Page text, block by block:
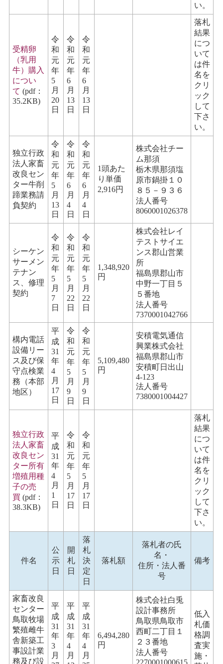
い。
受精卵
（乳用
牛）購入
につい
て (pdf：
35.2KB)
令
和
元
年
5
月
20
日
令
和
元
年
6
月
13
日
令
和
元
年
6
月
13
日
落札
結果
につ
いて
は件
名を
クリ
ック
して
下さ
い。
独立行政
法人家畜
改良セン
ター牛削
蹄業務請
負契約
令
和
元
年
5
月
13
日
令
和
元
年
6
月
4
日
令
和
元
年
6
月
4
日
1頭あた
り単価
2,916円
株式会社チー
ム那須
栃木県那須塩
原市鍋掛１０
８５－９３６
法人番号
8060001026378
シーケン
サーメン
テナン
ス、修理
契約
令
和
元
年
5
月
7
日
令
和
元
年
5
月
22
日
令
和
元
年
5
月
22
日
1,348,920
円
株式会社レイ
テストサイエ
ンス郡山営業
所
福島県郡山市
中野一丁目５
５番地
法人番号
7370001042766
構内電話
設備リー
ス及び保
守点検業
務（本部
地区）
平
成
31
年
4
月
17
日
令
和
元
年
5
月
9
日
令
和
元
年
5
月
9
日
5,109,480
円
安積電気通信
興業株式会社
福島県郡山市
安積町日出山
4-123
法人番号
7380001004427
独立行政
法人家畜
改良セン
ター所有
増殖用種
子の売
買 (pdf：
38.3KB)
平
成
31
年
4
月
1
日
令
和
元
年
5
月
17
日
令
和
元
年
5
月
17
日
落札
結果
につ
いて
は件
名を
クリ
ック
して
下さ
い。
件名
公
示
日
開
札
日
落
札
決
定
日
落札額
落札者の氏
名・
住所・法人番
号
備考
家畜改良
センター
鳥取牧場
繁殖雌牛
舎新築工
事設計業
務及び設
平
成
31
年
3
月
平
成
31
年
4
月
平
成
31
年
4
月
6,494,280
円
株式会社白兎
設計事務所
鳥取県鳥取市
西町二丁目１
２３番地
法人番号
低入
札価
格調
査実
施・